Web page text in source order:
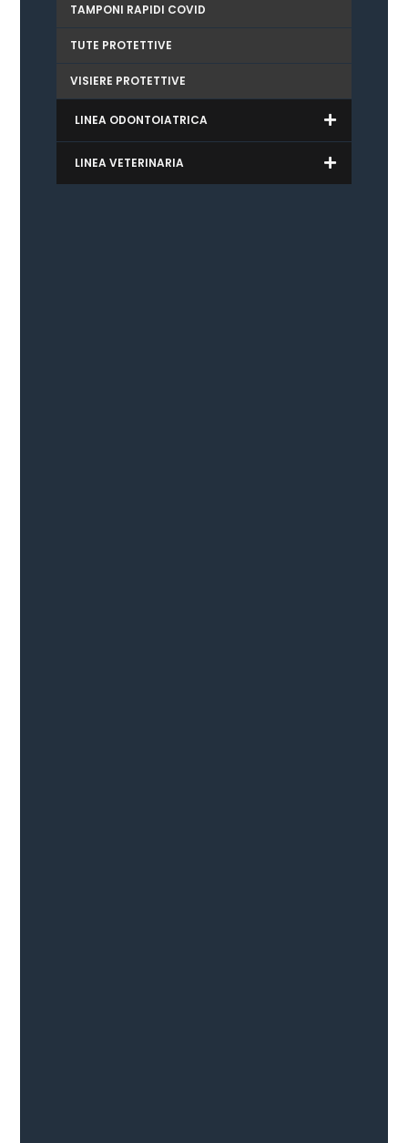
TAMPONI RAPIDI COVID
TUTE PROTETTIVE
VISIERE PROTETTIVE
LINEA ODONTOIATRICA
LINEA VETERINARIA